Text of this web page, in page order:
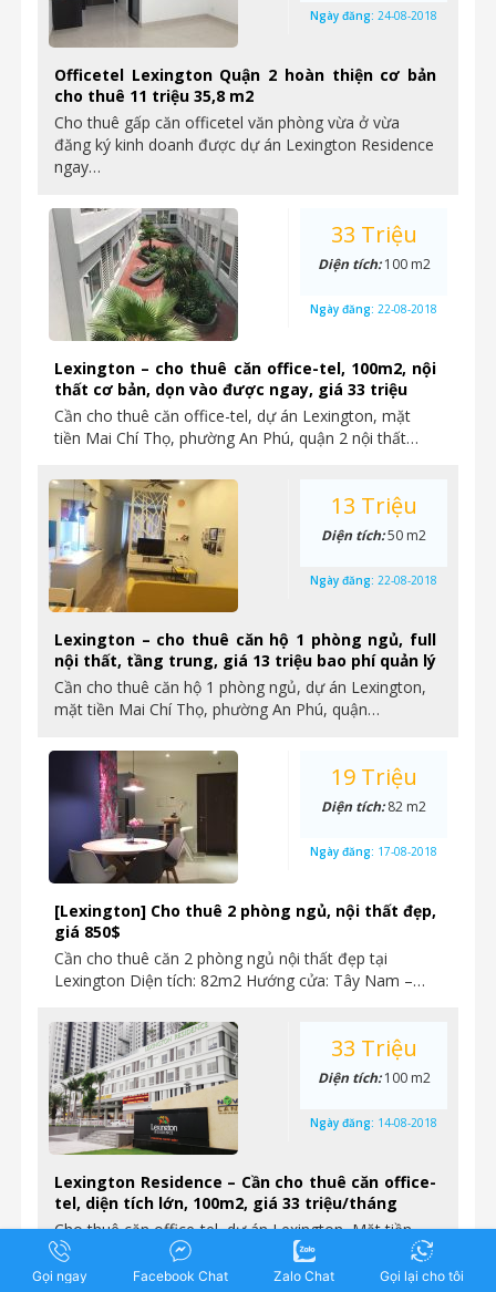
Officetel Lexington Quận 2 hoàn thiện cơ bản
cho thuê 11 triệu 35,8 m2
Cho thuê gấp căn officetel văn phòng vừa ở vừa
đăng ký kinh doanh được dự án Lexington Residence
ngay…
Ngày đăng: 24-08-2018
Lexington – cho thuê căn office-tel, 100m2, nội
thất cơ bản, dọn vào được ngay, giá 33 triệu
Cần cho thuê căn office-tel, dự án Lexington, mặt
tiền Mai Chí Thọ, phường An Phú, quận 2 nội thất…
33 Triệu
Diện tích:100 m2
Ngày đăng: 22-08-2018
Lexington – cho thuê căn hộ 1 phòng ngủ, full
nội thất, tầng trung, giá 13 triệu bao phí quản lý
Cần cho thuê căn hộ 1 phòng ngủ, dự án Lexington,
mặt tiền Mai Chí Thọ, phường An Phú, quận…
13 Triệu
Diện tích:50 m2
Ngày đăng: 22-08-2018
[Lexington] Cho thuê 2 phòng ngủ, nội thất đẹp,
giá 850$
Cần cho thuê căn 2 phòng ngủ nội thất đẹp tại
Lexington Diện tích: 82m2 Hướng cửa: Tây Nam –…
19 Triệu
Diện tích:82 m2
Ngày đăng: 17-08-2018
Lexington Residence – Cần cho thuê căn office-
tel, diện tích lớn, 100m2, giá 33 triệu/tháng
Cho thuê căn office-tel, dự án Lexington, Mặt tiền
Mai Chí Thọ, phường An Phú, quận 2. Diện tích lớn:…
33 Triệu
Diện tích:100 m2
Ngày đăng: 14-08-2018
Gọi ngay Facebook Chat Zalo Chat Gọi lại cho tôi